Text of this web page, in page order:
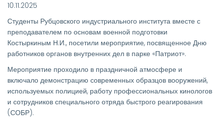
10.11.2025
Студенты Рубцовского индустриального института вместе с
преподавателем по основам военной подготовки
Костыркиным Н.И., посетили мероприятие, посвященное Дню
работников органов внутренних дел в парке «Патриот».
Мероприятие проходило в праздничной атмосфере и
включало демонстрацию современных образцов вооружений,
используемых полицией, работу профессиональных кинологов
и сотрудников специального отряда быстрого реагирования
(СОБР).